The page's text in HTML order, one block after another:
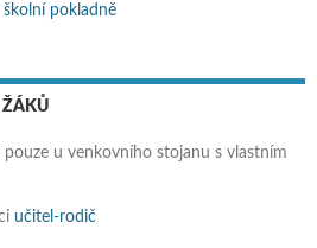
školní pokladně
ŽÁKŮ
u venkovního stojanu s vlastním
učitel-rodič